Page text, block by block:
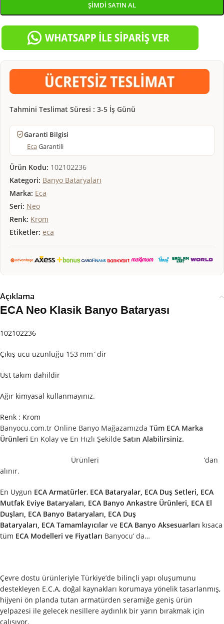
ŞIMDI SATIN AL
Tahmini Teslimat Süresi : 3-5 İş Günü
Garanti Bilgisi
EcaGarantili
Ürün Kodu: 102102236
Kategori: Banyo Bataryaları
Marka: Eca
Seri: Neo
Renk: Krom
Etiketler: eca
Açıklama
ECA Neo Klasik Banyo Bataryası
102102236
Çıkış ucu uzunluğu 153 mm´dir
Üst takım dahildir
Ağır kimyasal kullanmayınız.
Renk : Krom
Banyocu.com.tr Online Banyo Mağazamızda Tüm ECA Marka
Ürünleri En Kolay ve En Hızlı Şekilde Satın Alabilirsiniz.
Ürünleri
‘dan
alınır.
En Uygun ECA Armatürler, ECA Bataryalar, ECA Duş Setleri, ECA
Mutfak Eviye Bataryaları, ECA Banyo Ankastre Ürünleri, ECA El
Duşları, ECA Banyo Bataryaları, ECA Duş
Bataryaları, ECA Tamamlayıcılar ve ECA Banyo Aksesuarları kısaca
tüm ECA Modelleri ve Fiyatları Banyocu’ da…
Çevre dostu ürünleriyle Türkiye’de bilinçli yapı oluşumunu
destekleyen E.C.A, doğal kaynakları korumaya yönelik tasarlanmış,
hijyeni ön planda tutan armatürden seramiğe geniş ürün
yelpazesi ile gelecek nesillere aydınlık bir yarın bırakmak için
çalışıyor.